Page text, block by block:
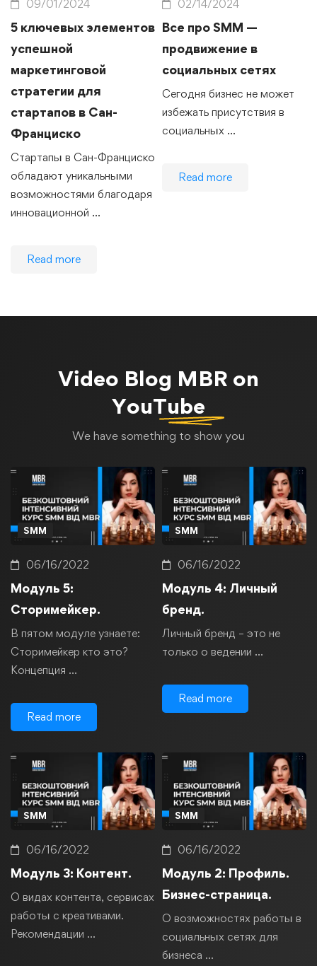
09/01/2024
5 ключевых элементов
успешной
маркетинговой
стратегии для
стартапов в Сан-
Франциско
Стартапы в Сан-Франциско
обладают уникальными
возможностями благодаря
инновационной …
Read more
02/14/2024
Все про SMM —
продвижение в
социальных сетях
Сегодня бизнес не может
избежать присутствия в
социальных …
Read more
Video Blog MBR on
YouTube
We have something to show you
SMM
06/16/2022
Модуль 5:
Сторимейкер.
В пятом модуле узнаете:
Сторимейкер кто это?
Концепция …
Read more
SMM
06/16/2022
Модуль 4: Личный
бренд.
Личный бренд – это не
только о ведении …
Read more
SMM
06/16/2022
Модуль 3: Контент.
О видах контента, сервисах
работы с креативами.
Рекомендации …
SMM
06/16/2022
Модуль 2: Профиль.
Бизнес-страница.
О возможностях работы в
социальных сетях для
бизнеса …